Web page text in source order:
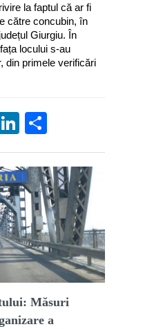
la faptul că ar fi
către concubin, în
Giurgiu. În
locului s-au
din primele verificări
TwitterLinkedIn
Măsuri
a